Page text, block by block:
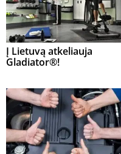
Į Lietuvą atkeliauja
Gladiator®!